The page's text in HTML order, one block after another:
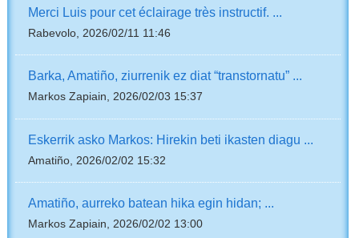
Merci Luis pour cet éclairage très instructif. ...
Rabevolo, 2026/02/11 11:46
Barka, Amatiño, ziurrenik ez diat “transtornatu” ...
Markos Zapiain, 2026/02/03 15:37
Eskerrik asko Markos: Hirekin beti ikasten diagu ...
Amatiño, 2026/02/02 15:32
Amatiño, aurreko batean hika egin hidan; ...
Markos Zapiain, 2026/02/02 13:00